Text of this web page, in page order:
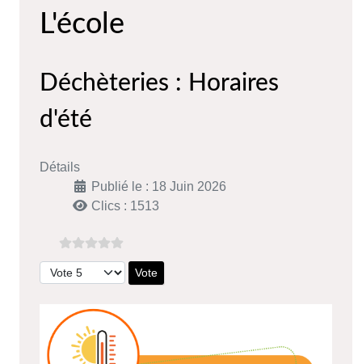
L'école
Déchèteries : Horaires
d'été
Détails
Publié le : 18 Juin 2026
Clics : 1513
Veuillez voter